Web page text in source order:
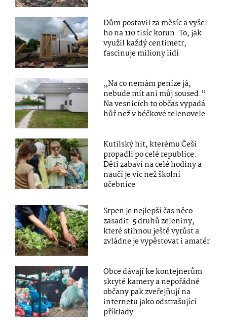
Dům postavil za měsíc a vyšel
ho na 110 tisíc korun. To, jak
využil každý centimetr,
fascinuje miliony lidí
„Na co nemám peníze já,
nebude mít ani můj soused.“
Na vesnicích to občas vypadá
hůř než v béčkové telenovele
Kutilský hit, kterému Češi
propadli po celé republice.
Děti zabaví na celé hodiny a
naučí je víc než školní
učebnice
Srpen je nejlepší čas něco
zasadit: 5 druhů zeleniny,
které stihnou ještě vyrůst a
zvládne je vypěstovat i amatér
Obce dávají ke kontejnerům
skryté kamery a nepořádné
občany pak zveřejňují na
internetu jako odstrašující
příklady